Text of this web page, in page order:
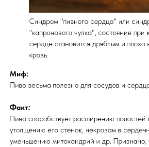
Синдром "пивного сердца" или
"капронового чулка", состояние при
сердце становится дряблым и плохо
кровь.
Миф:
Пиво весьма полезно для сосудов и
Факт:
Пиво способствует расширению полостей
утолщению его стенок, некрозам в
уменьшению митохондрий и др. Признано,